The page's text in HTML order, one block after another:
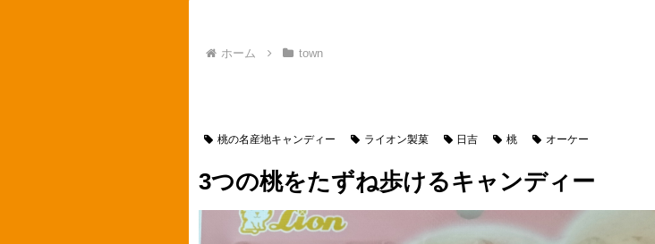
ホーム town
桃の名産地キャンディー ライオン製菓 日吉 桃 オーケー
3つの桃をたずね歩けるキャンディー